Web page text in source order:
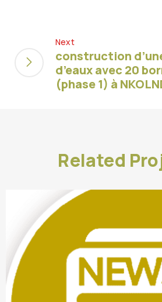
Next
construction
d’eaux avec 20
(phase 1) à
Related